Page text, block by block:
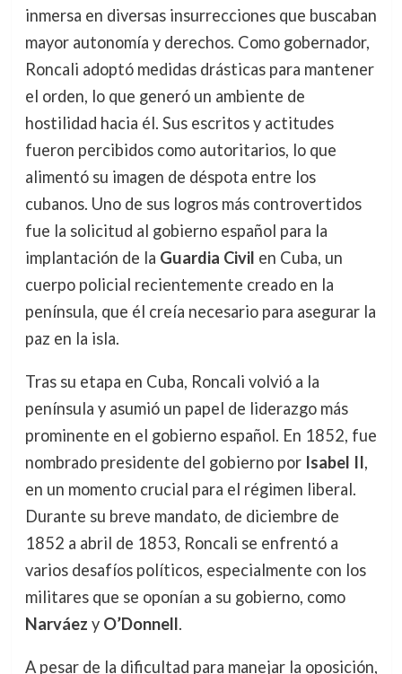
inmersa en diversas insurrecciones que buscaban
mayor autonomía y derechos. Como gobernador,
Roncali adoptó medidas drásticas para mantener
el orden, lo que generó un ambiente de
hostilidad hacia él. Sus escritos y actitudes
fueron percibidos como autoritarios, lo que
alimentó su imagen de déspota entre los
cubanos. Uno de sus logros más controvertidos
fue la solicitud al gobierno español para la
implantación de la Guardia Civil en Cuba, un
cuerpo policial recientemente creado en la
península, que él creía necesario para asegurar la
paz en la isla.
Tras su etapa en Cuba, Roncali volvió a la
península y asumió un papel de liderazgo más
prominente en el gobierno español. En 1852, fue
nombrado presidente del gobierno por Isabel II,
en un momento crucial para el régimen liberal.
Durante su breve mandato, de diciembre de
1852 a abril de 1853, Roncali se enfrentó a
varios desafíos políticos, especialmente con los
militares que se oponían a su gobierno, como
Narváez y O’Donnell.
A pesar de la dificultad para manejar la oposición,